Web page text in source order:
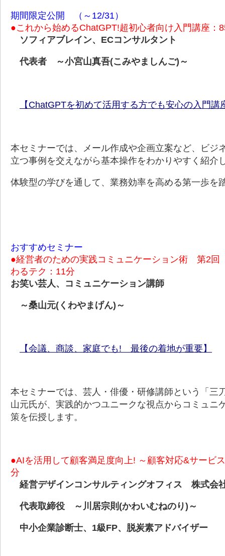
期間限定公開 （～12/31）
●これから始めるChatGPT!超初心者向け入門講座：
ソフィアブレイン、ECコンサルタント
代表者 ～小宮山真吾(こみやましんご)～
【ChatGPTを初めて活用する方でも安心の入門講
本セミナーでは、メール作成や企画立案など、ビジ
立つ事例を交えながら基本操作をわかりやすく紹介
体験型の学びを通して、業務効率を高める第一歩を
おすすめセミナー
●経営者のための実践コミュニケーション術 第2
わるテク：11分
お笑い芸人、コミュニケーション講師
～桑山元(くわやまげん)～
【会議、商談、家庭でも! 最後の着地が重要】
本セミナーでは、芸人・俳優・研修講師という「三
山元氏が、実践的かつユニークな視点からコミュニ
策を伝授します。
●AIを活用して顧客満足度向上! ～顧客対応&サービ
分
経営デザインコンサルティングオフィス 株式会
代表取締役 ～川居宗則(かわいむねのり)～
中小企業診断士、1級FP、脱炭素アドバイザー